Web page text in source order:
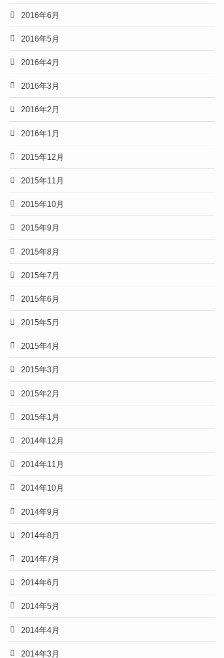
2016年6月
2016年5月
2016年4月
2016年3月
2016年2月
2016年1月
2015年12月
2015年11月
2015年10月
2015年9月
2015年8月
2015年7月
2015年6月
2015年5月
2015年4月
2015年3月
2015年2月
2015年1月
2014年12月
2014年11月
2014年10月
2014年9月
2014年8月
2014年7月
2014年6月
2014年5月
2014年4月
2014年3月